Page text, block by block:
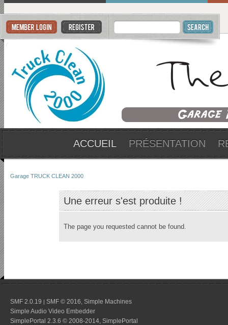
ACCUEIL PRÉSENTATION
Garage TRUCK CLEAN 2000
Une erreur s'est produite !
The page you requested cannot be found.
SMF 2.0.19 | SMF © 2016 Simple Machines
Simple Audio Video Embedder
SimplePortal 2.3.6 © 2008-2014, SimplePortal